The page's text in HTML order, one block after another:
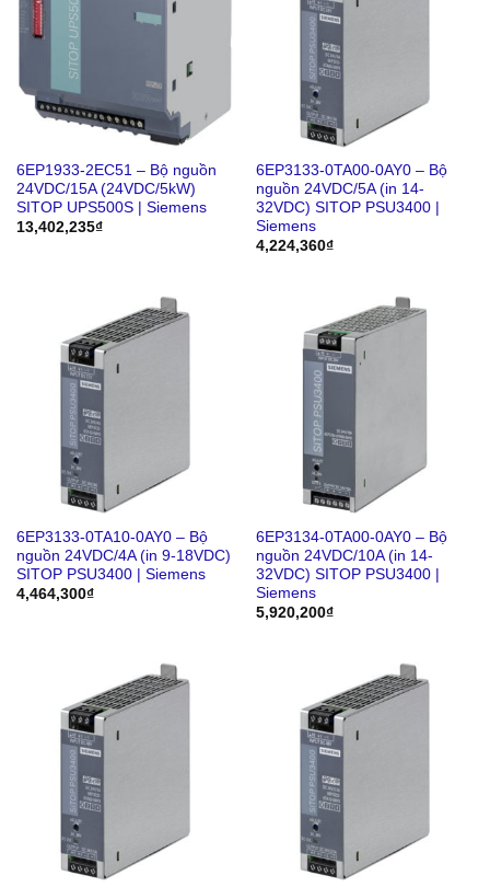
6EP1933-2EC51 – Bộ nguồn
24VDC/15A (24VDC/5kW)
SITOP UPS500S | Siemens
13,402,235₫
6EP3133-0TA00-0AY0 – Bộ
nguồn 24VDC/5A (in 14-
32VDC) SITOP PSU3400 |
Siemens
4,224,360₫
6EP3133-0TA10-0AY0 – Bộ
nguồn 24VDC/4A (in 9-18VDC)
SITOP PSU3400 | Siemens
4,464,300₫
6EP3134-0TA00-0AY0 – Bộ
nguồn 24VDC/10A (in 14-
32VDC) SITOP PSU3400 |
Siemens
5,920,200₫